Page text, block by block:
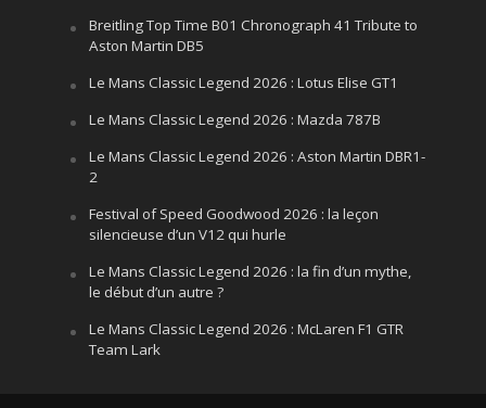
Breitling Top Time B01 Chronograph 41 Tribute to
Aston Martin DB5
Le Mans Classic Legend 2026 : Lotus Elise GT1
Le Mans Classic Legend 2026 : Mazda 787B
Le Mans Classic Legend 2026 : Aston Martin DBR1-
2
Festival of Speed Goodwood 2026 : la leçon
silencieuse d’un V12 qui hurle
Le Mans Classic Legend 2026 : la fin d’un mythe,
le début d’un autre ?
Le Mans Classic Legend 2026 : McLaren F1 GTR
Team Lark